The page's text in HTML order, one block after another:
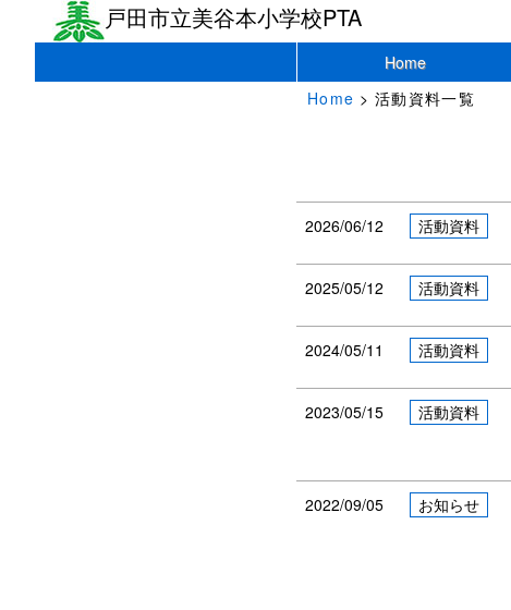
戸田市立美谷本小学校PTA
Home
Home > 活動資料一覧
2026/06/12 活動資料
2025/05/12 活動資料
2024/05/11 活動資料
2023/05/15 活動資料
2022/09/05 お知らせ